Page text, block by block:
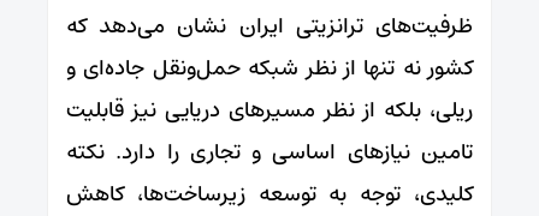
ظرفیت‌های ترانزیتی ایران نشان می‌دهد که
کشور نه تنها از نظر شبکه حمل‌ونقل جاده‌ای و
ریلی، بلکه از نظر مسیرهای دریایی نیز قابلیت
تامین نیازهای اساسی و تجاری را دارد. نکته
کلیدی، توجه به توسعه زیرساخت‌ها، کاهش